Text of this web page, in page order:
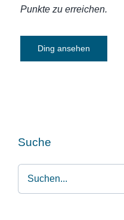
Punkte zu erreichen.
Ding ansehen
Suche